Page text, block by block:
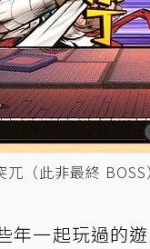
（此非最終 BOSS）
年一起玩過的